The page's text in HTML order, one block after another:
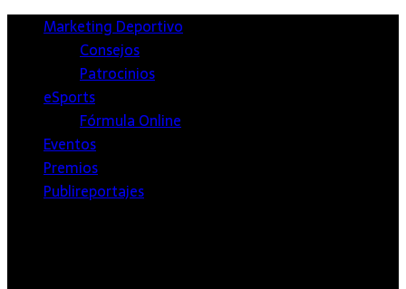
Marketing Deportivo
Consejos
Patrocinios
eSports
Fórmula Online
Eventos
Premios
Publireportajes